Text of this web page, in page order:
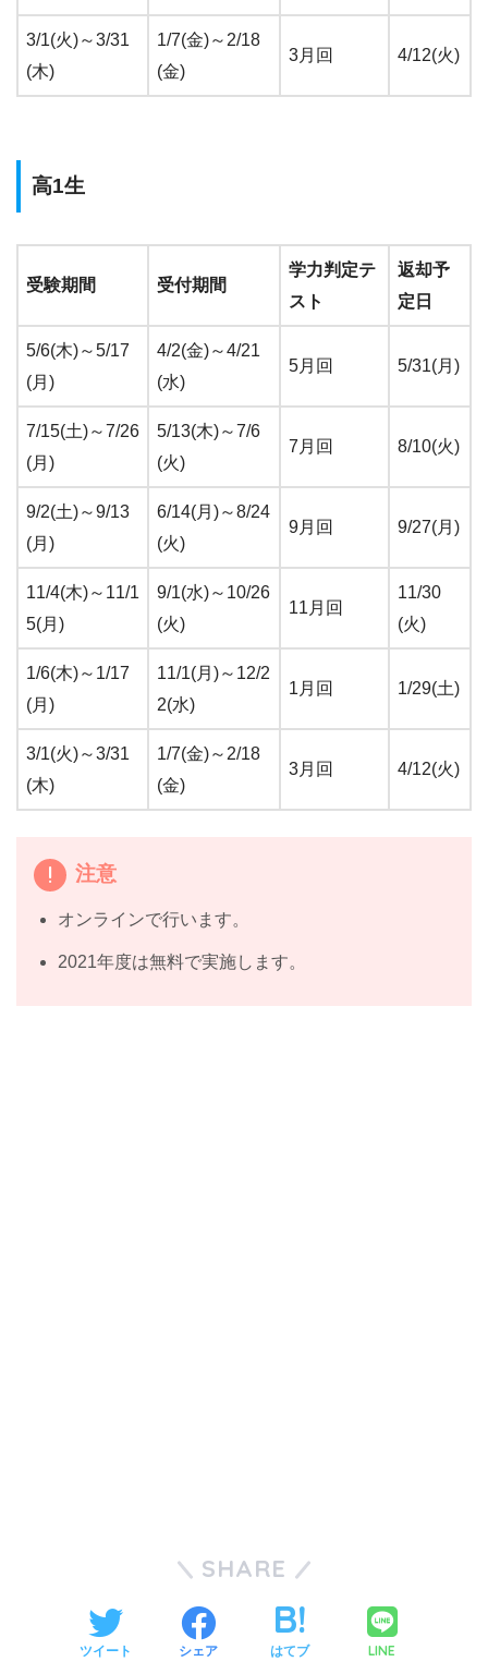
3/1(火)～3/31
(木)
1/7(金)～2/18
(金)
3月回 4/12(火)
高1生
受験期間 受付期間
学力判定テ
スト
返却予
定日
5/6(木)～5/17
(月)
4/2(金)～4/21
(水)
5月回 5/31(月)
7/15(土)～7/26
(月)
5/13(木)～7/6
(火)
7月回 8/10(火)
9/2(土)～9/13
(月)
6/14(月)～8/24
(火)
9月回 9/27(月)
11/4(木)～11/1
5(月)
9/1(水)～10/26
(火)
11月回
11/30
(火)
1/6(木)～1/17
(月)
11/1(月)～12/2
2(水)
1月回 1/29(土)
3/1(火)～3/31
(木)
1/7(金)～2/18
(金)
3月回 4/12(火)
注意
オンラインで行います。
2021年度は無料で実施します。
SHARE
ツイート シェア はてブ LINE